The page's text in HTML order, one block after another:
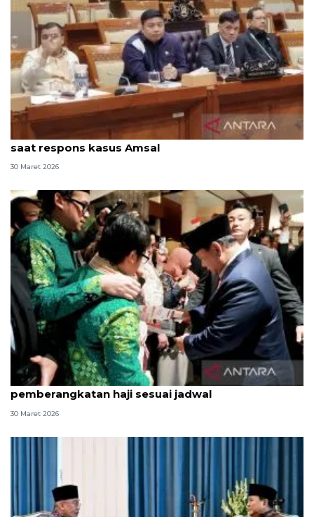
Anggota DPR sebut Prabowo sangat peduli ekraf
saat respons kasus Amsal
30 Maret 2026
Terpopuler, Prabowo di Jepang hingga
pemberangkatan haji sesuai jadwal
30 Maret 2026